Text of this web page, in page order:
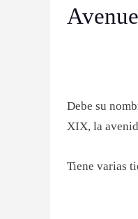
Debe su
XIX, la
Tiene varias